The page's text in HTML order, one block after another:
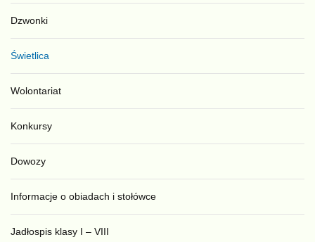
Dzwonki
Świetlica
Wolontariat
Konkursy
Dowozy
Informacje o obiadach i stołówce
Jadłospis klasy I – VIII